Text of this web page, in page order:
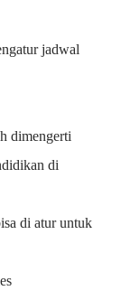
jadwal
dimengerti
di
di atur untuk